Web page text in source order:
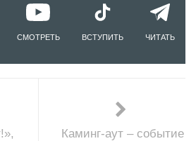
СМОТРЕТЬ ВСТУПИТЬ ЧИТАТЬ
Каминг-аут – событие